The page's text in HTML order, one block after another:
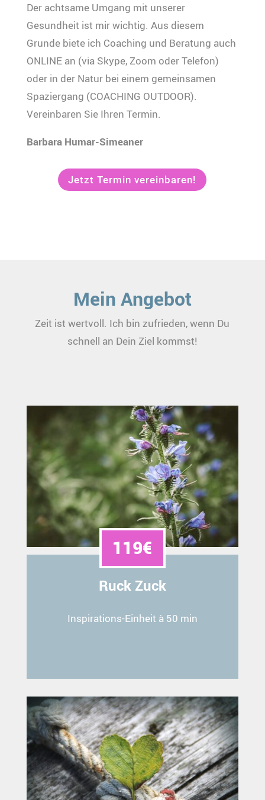
Der achtsame Umgang mit unserer
Gesundheit ist mir wichtig. Aus diesem
Grunde biete ich Coaching und Beratung auch
ONLINE an (via Skype, Zoom oder Telefon)
oder in der Natur bei einem gemeinsamen
Spaziergang (COACHING OUTDOOR).
Vereinbaren Sie Ihren Termin.
Barbara Humar-Simeaner
Jetzt Termin vereinbaren!
Mein Angebot
Zeit ist wertvoll. Ich bin zufrieden, wenn Du
schnell an Dein Ziel kommst!
119€
Ruck Zuck
Inspirations-Einheit à 50 min